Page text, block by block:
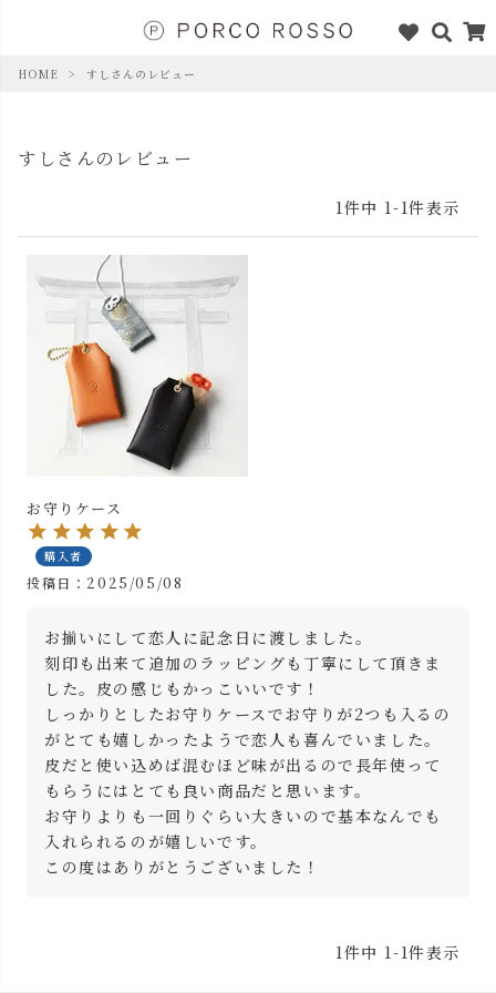
HOME すしさんのレビュー
すしさんのレビュー
1件中 1-1件表示
お守りケース
購入者
投稿日 2025/05/08
お揃いにして恋人に記念日に渡しました。
刻印も出来て追加のラッピングも丁寧にして頂きま
した。皮の感じもかっこいいです！
しっかりとしたお守りケースでお守りが2つも入るの
がとても嬉しかったようで恋人も喜んでいました。
皮だと使い込めば混むほど味が出るので長年使って
もらうにはとても良い商品だと思います。
お守りよりも一回りぐらい大きいので基本なんでも
入れられるのが嬉しいです。
この度はありがとうございました！
1件中 1-1件表示